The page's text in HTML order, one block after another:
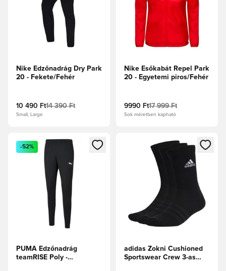
Nike Edzőnadrág Dry Park
20 - Fekete/Fehér
10 490 Ft14 390 Ft
Small, Large
Nike Esőkabát Repel Park
20 - Egyetemi piros/Fehér
9990 Ft17 999 Ft
Sok méretben kapható
Megnyit egy modált a bejelentkezéshez vagy a tagként
-52%
PUMA Edzőnadrág
teamRISE Poly -
Megnyit egy modált a
adidas Zokni Cushioned
Sportswear Crew 3-as